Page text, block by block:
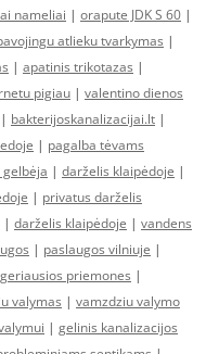
nameliai | orapute JDK S 60 |
atlieku tvarkymas |
| apatinis trikotazas |
pigiau | valentino dienos
| bakterijoskanalizacijai.lt |
| pagalba tėvams
| darželis klaipėdoje |
| privatus darželis
| darželis klaipėdoje | vandens
| paslaugos vilniuje |
geriausios priemones |
valymas | vamzdziu valymo
| gelinis kanalizacijos